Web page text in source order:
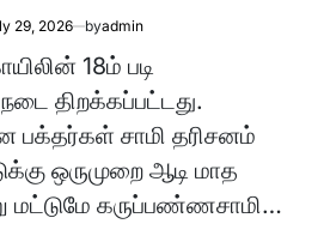
29, 2026 byadmin
18ம் படி
திறக்கப்பட்டது.
சாமி தரிசனம்
ஒருமுறை ஆடி மாத
கருப்பண்ணசாமி…